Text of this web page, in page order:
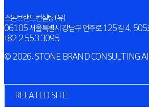
스톤브랜드컨설팅(유)
06105 서울특별시 강남구 언주로 125길 4, 505
+82 2 553 3095
© 2026. STONE BRAND CONSULTING
RELATED SITE